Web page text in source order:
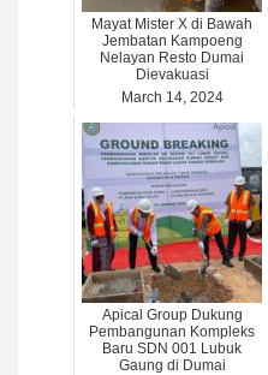
Mayat Mister X di Bawah
Jembatan Kampoeng
Nelayan Resto Dumai
Dievakuasi
March 14, 2024
Apical Group Dukung
Pembangunan Kompleks
Baru SDN 001 Lubuk
Gaung di Dumai